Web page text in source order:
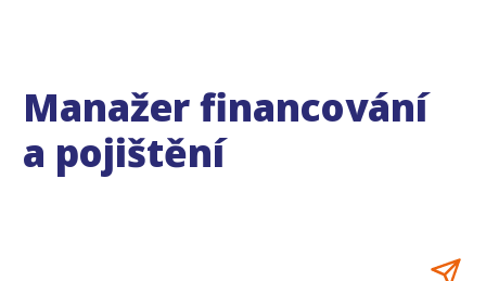
Manažer financování
a pojištění